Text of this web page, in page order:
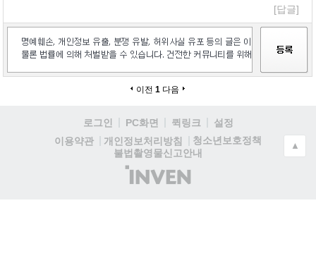
[답글]
이전 1 다음
로그인 PC화면 퀵링크
설정
이용약관
개인정보처리방침
청소년보호정책
불법촬영물신고안내
(주)
인
▲